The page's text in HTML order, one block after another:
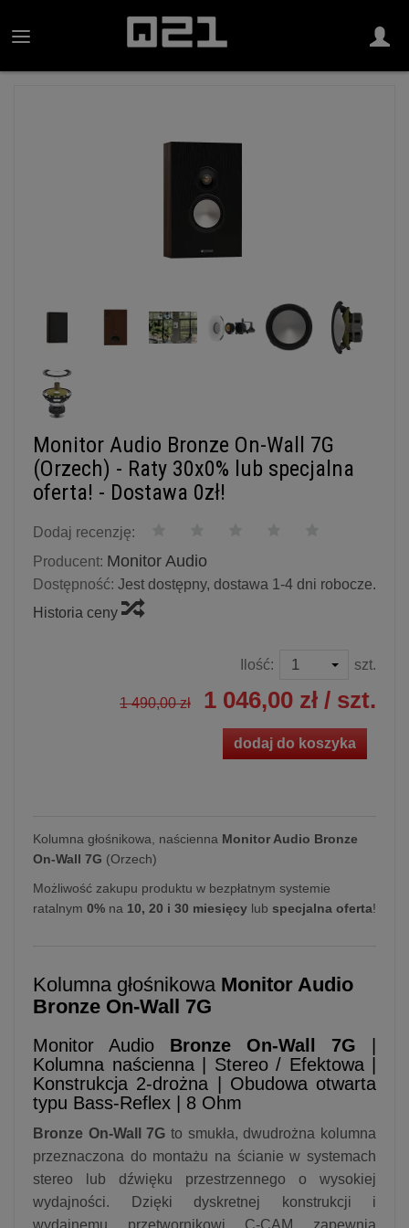
Monitor Audio Bronze On-Wall 7G
(Orzech) - Raty 30x0% lub specjalna
oferta! - Dostawa 0zł!
Dodaj recenzję:
Producent: Monitor Audio
Dostępność: Jest dostępny, dostawa 1-4 dni robocze.
Historia ceny
Ilość: szt.
1 490,00 zł 1 046,00 zł / szt.
dodaj do koszyka
Kolumna głośnikowa, naścienna Monitor Audio Bronze
On-Wall 7G (Orzech)
Możliwość zakupu produktu w bezpłatnym systemie
ratalnym 0% na 10, 20 i 30 miesięcy lub specjalna oferta!
Kolumna głośnikowa Monitor Audio
Bronze On-Wall 7G
Monitor Audio Bronze On-Wall 7G
Kolumna naścienna | Stereo / Efektowa |
Konstrukcja 2-drożna | Obudowa otwarta
typu Bass-Reflex | 8 Ohm
Bronze On-Wall 7G to smukła, dwudrożna kolumna
przeznaczona do montażu na ścianie w systemach
stereo lub dźwięku przestrzennego o wysokiej
wydajności. Dzięki dyskretnej konstrukcji i
wydajnemu przetwornikowi C-CAM zapewnia